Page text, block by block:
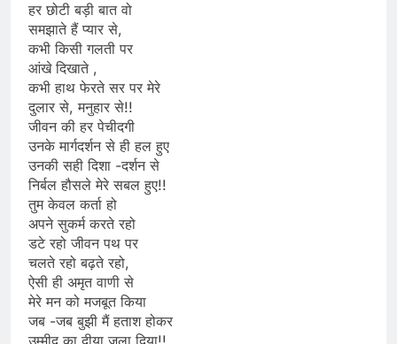
हर छोटी बड़ी बात वो
समझाते हैं प्यार से,
कभी किसी गलती पर
आंखे दिखाते ,
कभी हाथ फेरते सर पर मेरे
दुलार से, मनुहार से!!
जीवन की हर पेचीदगी
उनके मार्गदर्शन से ही हल हुए
उनकी सही दिशा -दर्शन से
निर्बल हौसले मेरे सबल हुए!!
तुम केवल कर्ता हो
अपने सुकर्म करते रहो
डटे रहो जीवन पथ पर
चलते रहो बढ़ते रहो,
ऐसी ही अमृत वाणी से
मेरे मन को मजबूत किया
जब -जब बुझी मैं हताश होकर